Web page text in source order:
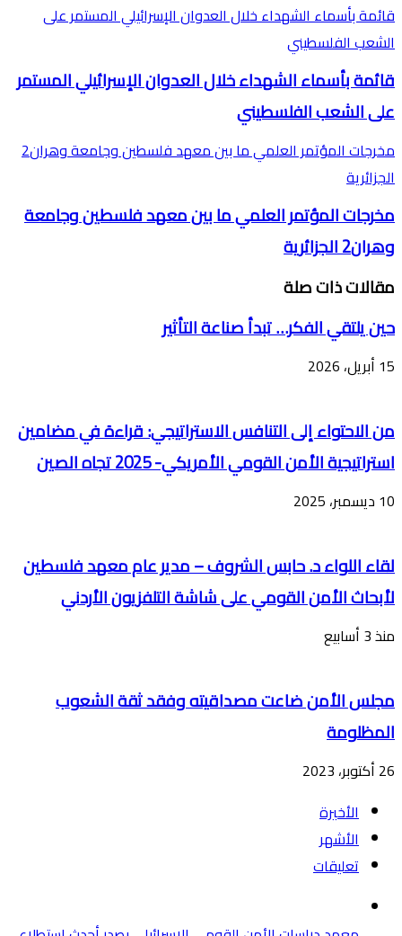
قائمة بأسماء الشهداء خلال العدوان الإسرائيلي المستمر على
الشعب الفلسطيني
قائمة بأسماء الشهداء خلال العدوان الإسرائيلي المستمر
على الشعب الفلسطيني
مخرجات المؤتمر العلمي ما بين معهد فلسطين وجامعة وهران2
الجزائرية
مخرجات المؤتمر العلمي ما بين معهد فلسطين وجامعة
وهران2 الجزائرية
مقالات ذات صلة
حين يلتقي الفكر… تبدأ صناعة التأثير
15 أبريل، 2026
من الاحتواء إلى التنافس الاستراتيجي: قراءة في مضامين
استراتيجية الأمن القومي الأمريكي- 2025 تجاه الصين
10 ديسمبر، 2025
لقاء اللواء د. حابس الشروف – مدير عام معهد فلسطين
لأبحاث الأمن القومي على شاشة التلفزيون الأردني
منذ 3 أسابيع
مجلس الأمن ضاعت مصداقيته وفقد ثقة الشعوب
المظلومة
26 أكتوبر، 2023
الأخيرة
الأشهر
تعليقات